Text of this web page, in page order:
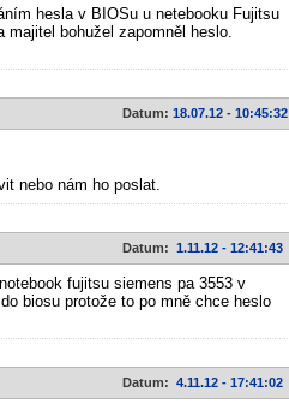
hesla v BIOSu u netebooku Fujitsu
bohužel zapomněl heslo.
Datum: 18.07.12 - 10:45:32
nebo nám ho poslat.
Datum: 1.11.12 - 12:41:43
fujitsu siemens pa 3553 v
biosu protože to po mně chce heslo
Datum: 4.11.12 - 17:41:02